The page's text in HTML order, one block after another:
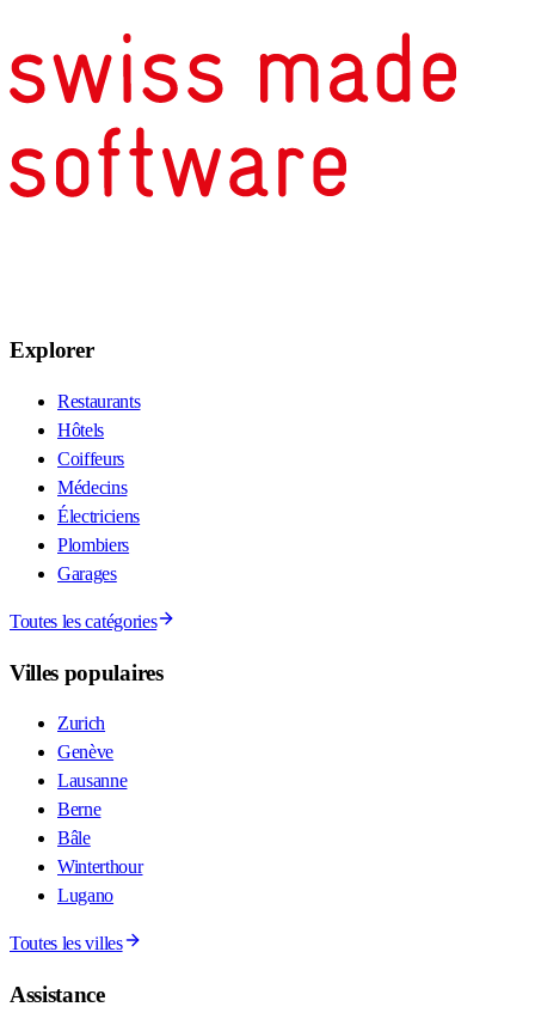
Explorer
Restaurants
Hôtels
Coiffeurs
Médecins
Électriciens
Plombiers
Garages
Toutes les catégories
Villes populaires
Zurich
Genève
Lausanne
Berne
Bâle
Winterthour
Lugano
Toutes les villes
Assistance